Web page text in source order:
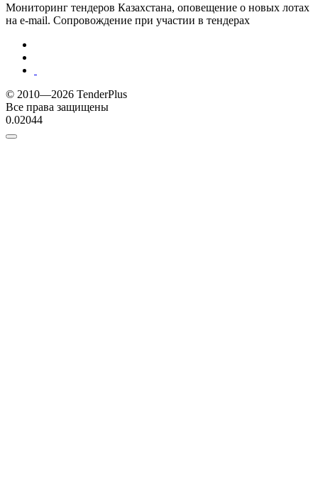
Мониторинг тендеров Казахстана, оповещение о новых лотах
на e-mail. Сопровождение при участии в тендерах
© 2010—2026 TenderPlus
Все права защищены
0.02044